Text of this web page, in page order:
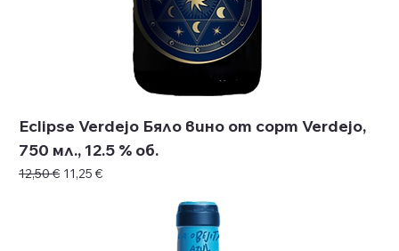
Eclipse Verdejo Бяло вино от сорт Verdejo,
750 мл., 12.5 % об.
Редовна цена
12,50 € Продажна цена
11,25 €